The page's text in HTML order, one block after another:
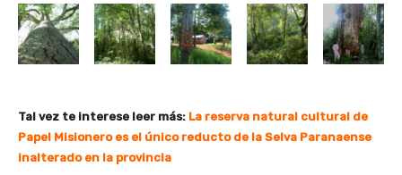
Tal vez te interese leer más: La reserva natural cultural de
Papel Misionero es el único reducto de la Selva Paranaense
inalterado en la provincia